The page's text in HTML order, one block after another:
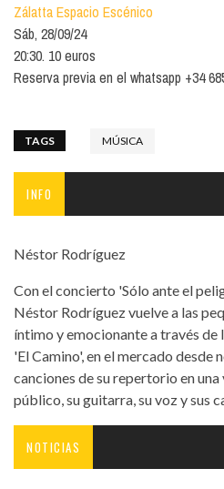
Zálatta Espacio Escénico
Sáb, 28/09/24
20:30. 10 euros
Reserva previa en el whatsapp +34
TAGS MÚSICA
INFO
Néstor Rodríguez
Con el concierto 'Sólo ante el
Néstor Rodríguez vuelve a las
íntimo y emocionante a través de
'El Camino', en el mercado desde
canciones de su repertorio en una
público, su guitarra, su voz y sus
NOTICIAS